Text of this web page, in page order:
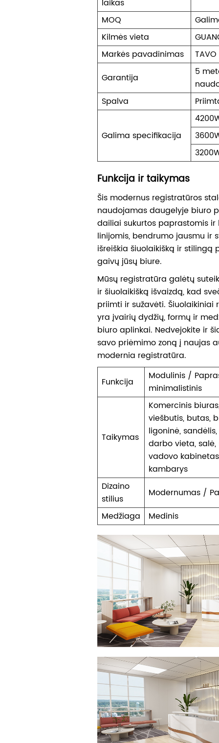
laikas
MOQ
Kilmės vieta
Markės pavadinimas
TAVO
Garantija
5
Spalva
Galima specifikacija
Funkcija ir taikymas
Šis modernus registratūros
naudojamas daugelyje biuro
dailiai sukurtos paprastomis ir
linijomis, bendrumo jausmu ir
išreiškia šiuolaikišką ir stilingą
gaivų jūsų biure.
Mūsų registratūra galėtų
ir šiuolaikišką išvaizdą, kad
priimti ir sužavėti.
yra įvairių dydžių, formų ir
biuro aplinkai. Nedvejokite ir
savo priėmimo zoną į naujas
modernia registratūra.
Funkcija
Modulinis /
minimalistinis
Taikymas
Komercinis
viešbutis, butas,
ligoninė,
darbo vieta,
vadovo
kambarys
Dizaino
stilius
Modernumas /
Medžiaga
Medinis